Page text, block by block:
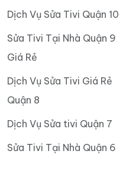
Dịch Vụ Sửa Tivi Quận 10
Sửa Tivi Tại Nhà Quận 9
Giá Rẻ
Dịch Vụ Sửa Tivi Giá Rẻ
Quận 8
Dịch Vụ Sửa tivi Quận 7
Sửa Tivi Tại Nhà Quận 6